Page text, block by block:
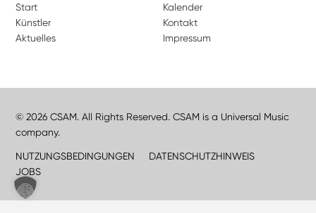
Start
Künstler
Aktuelles
Kalender
Kontakt
Impressum
© 2026 CSAM. All Rights Reserved. CSAM is a Universal Music
company.
NUTZUNGSBEDINGUNGEN
DATENSCHUTZHINWEIS
JOBS